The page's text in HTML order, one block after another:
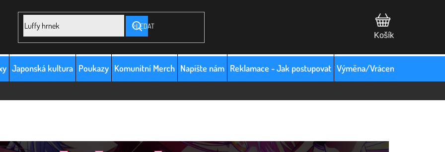
HLEDAT
Japonská kultura Poukazy Komunitní Merch Napište nám Reklamace - Jak postupovat Výměna/Vrácení zboží